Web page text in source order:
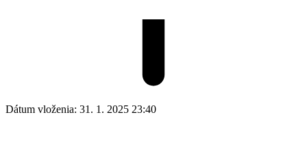
Dátum vloženia: 31. 1. 2025 23:40